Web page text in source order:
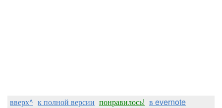
вверх^ к полной версии понравилось! в evernote